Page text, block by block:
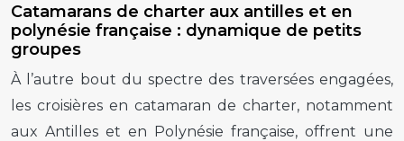
Catamarans de charter aux antilles et en
polynésie française : dynamique de petits
groupes
À l’autre bout du spectre des traversées engagées,
les croisières en catamaran de charter, notamment
aux Antilles et en Polynésie française, offrent une